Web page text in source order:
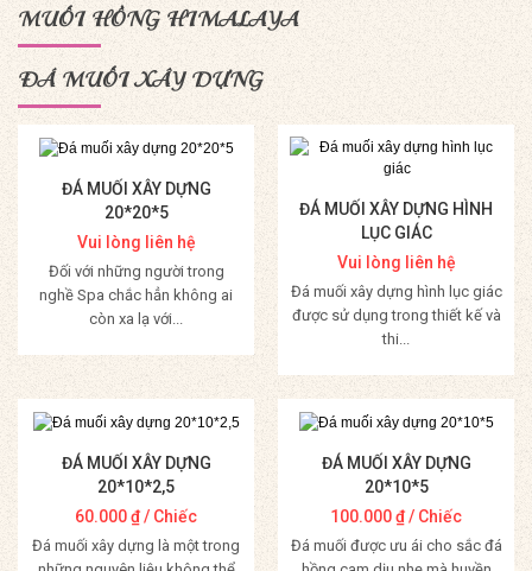
MUỐI HỒNG HIMALAYA
ĐÁ MUỐI XÂY DỰNG
ĐÁ MUỐI XÂY DỰNG
20*20*5
Vui lòng liên hệ
Đối với những người trong
nghề Spa chắc hẳn không ai
còn xa lạ với...
Mua Hàng
ĐÁ MUỐI XÂY DỰNG HÌNH
LỤC GIÁC
Vui lòng liên hệ
Đá muối xây dựng hình lục giác
được sử dụng trong thiết kế và
thi...
Mua Hàng
ĐÁ MUỐI XÂY DỰNG
20*10*2,5
60.000₫/ Chiếc
Đá muối xây dựng là một trong
ĐÁ MUỐI XÂY DỰNG
20*10*5
100.000₫/ Chiếc
Đá muối được ưu ái cho sắc đá